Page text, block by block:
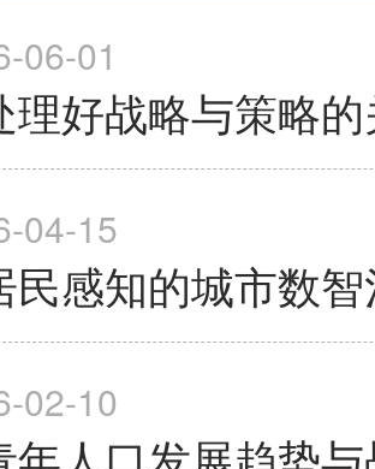
06-01
理好战略与策略
04-15
民感知的城市数
02-10